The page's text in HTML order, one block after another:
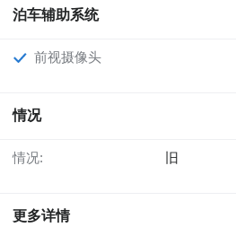
泊车辅助系统
前视摄像头
情况
情况: 旧
更多详情